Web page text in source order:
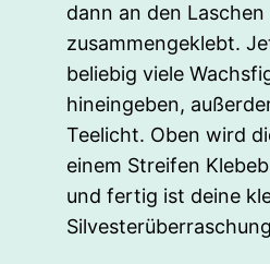
dann an den Laschen
zusammengeklebt.
beliebig viele
hineingeben,
Teelicht. Oben wird
einem Streifen
und fertig ist deine